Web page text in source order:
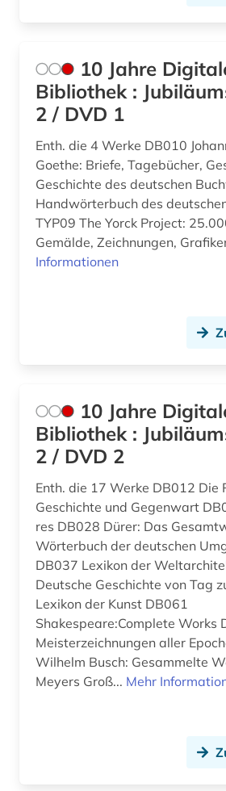
architekturzeitschrift (1)
archiv (5)
archivalien (1)
archivbestand (1)
archäologie (21)
archäologische stätte (2)
asiatische studien (1)
asien (3)
assisi (1)
audiovisuelle medien (1)
aufsatzsammlung (1)
auguste rodin (1)
auktion (3)
auktionshaus (3)
auktionshäuser (1)
Liechtenstein (2)
Litauen (2)
Mittelamerika (3)
Montenegro (1)
Norwegen (1)
Oesterreich (30)
Osmanisches Reich (1)
Ostasien (2)
Osteuropa (5)
Ostmitteleuropa (2)
Palaestina (1)
Polen (5)
Portugal (1)
Rheinland-Pfalz (1)
10 Jahre
Bibliothek :
2 / DVD 1
Enth. die 4 Werke DB010 Johann Wolfgang von
Goethe: Briefe, Tagebücher,
Geschichte des deutschen
Handwörterbuch des
TYP09 The Yorck Project:
Gemälde, Zeichnungen,
Informationen
10 Jahre
Bibliothek :
2 / DVD 2
Enth. die 17 Werke DB012 Die Religion in
Geschichte und Gegenwart
res DB028 Dürer: Das
Wörterbuch der deutschen
DB037 Lexikon der
Deutsche Geschichte von Tag
Lexikon der Kunst DB061
Shakespeare:Complete Works
Meisterzeichnungen aller
Wilhelm Busch: Gesammelte
Meyers Groß... Mehr